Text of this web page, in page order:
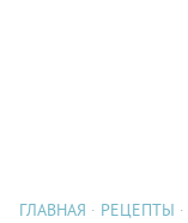
ГЛАВНАЯ РЕЦЕПТЫ